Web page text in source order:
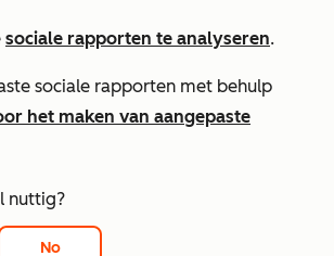
sociale rapporten te analyseren.
sociale rapporten met behulp
het maken van aangepaste
nuttig?
No